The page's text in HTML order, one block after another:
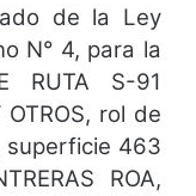
de la Ley
N° 4, para la
RUTA S-91
rol de
superficie 463
ROA,